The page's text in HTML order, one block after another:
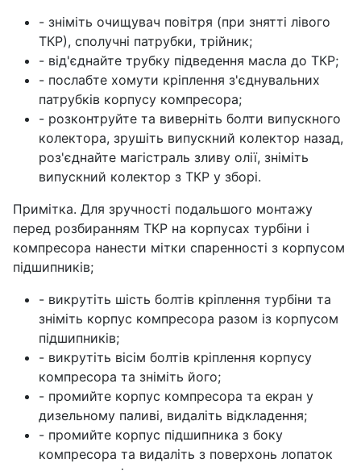
- зніміть очищувач повітря (при знятті лівого
ТКР), сполучні патрубки, трійник;
- від'єднайте трубку підведення масла до ТКР;
- послабте хомути кріплення з'єднувальних
патрубків корпусу компресора;
- розконтруйте та виверніть болти випускного
колектора, зрушіть випускний колектор назад,
роз'єднайте магістраль зливу олії, зніміть
випускний колектор з ТКР у зборі.
Примітка. Для зручності подальшого монтажу
перед розбиранням ТКР на корпусах турбіни і
компресора нанести мітки спаренності з корпусом
підшипників;
- викрутіть шість болтів кріплення турбіни та
зніміть корпус компресора разом із корпусом
підшипників;
- викрутіть вісім болтів кріплення корпусу
компресора та зніміть його;
- промийте корпус компресора та екран у
дизельному паливі, видаліть відкладення;
- промийте корпус підшипника з боку
компресора та видаліть з поверхонь лопаток